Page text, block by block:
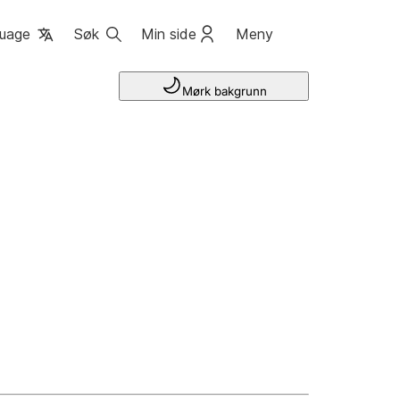
Søk Min side Meny
Mørk bakgrunn